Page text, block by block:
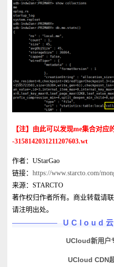
【注】由此可以发现me集合对应
-3158142031211207603.wt
作者：UStarGao
链接： https://www.starcto.com/
来源：STARCTO
著作权归作者所有。商业转载请
请注明出处。
UCloud云
UCloud新用户
UCloud CDN